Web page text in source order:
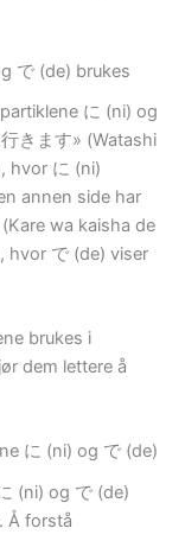
で (de) brukes
に (ni) og
きます» (Watashi
hvor に (ni)
annen side har
wa kaisha de
hvor で (de) viser
brukes i
dem lettere å
に (ni) og で (de)
(ni) og で (de)
Å forstå